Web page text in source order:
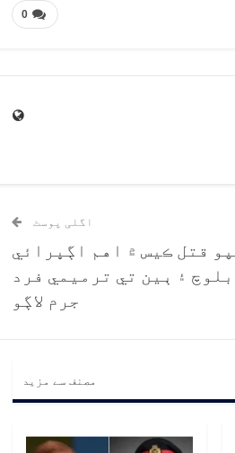
0
اگلی پوسٹ
قتل ڪيس ۾ اهم اڳڀرائي
۽ ٻين تي ترميمي فرد
جرم لاڳو
مصنف سے مزید